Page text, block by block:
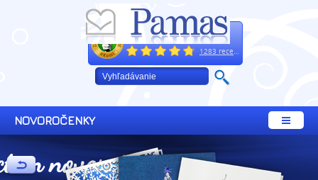
novoročenky
+421 32 64 02 660
Excelentne
1283 recenzií
NOVOROČENKY